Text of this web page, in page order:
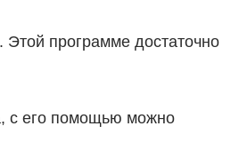
Этой программе достаточно
с его помощью можно